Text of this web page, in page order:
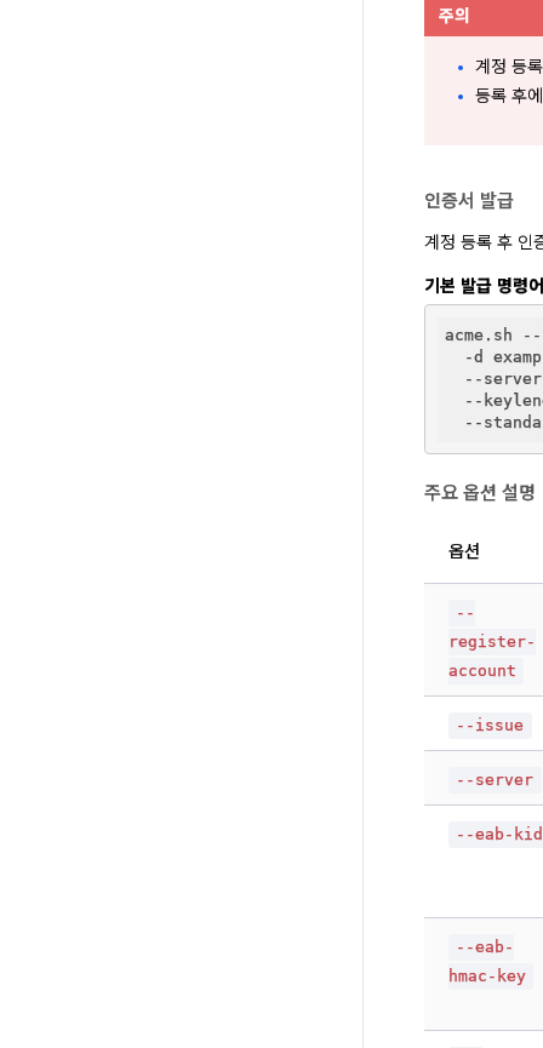
주의
계정 등
등록 후
인증서 발급
계정 등록 후 인
기본 발급 명령
acme.sh
-d
--
--
주요 옵션 설명
옵션
--
register-
account
--issue
--server
--eab-kid
--eab-
hmac-key